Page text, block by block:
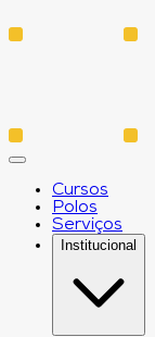
Cursos
Polos
Serviços
Institucional